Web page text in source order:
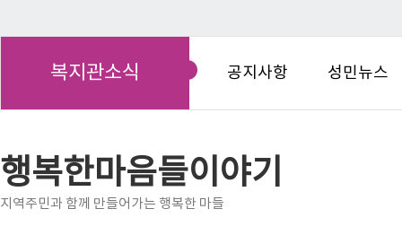
복지관소식 공지사항 성민뉴스
행복한마음들이야기
지역주민과 함께 만들어가는 행복한 마들